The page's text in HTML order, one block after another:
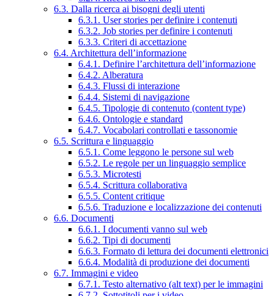
6.3. Dalla ricerca ai bisogni degli utenti
6.3.1. User stories per definire i contenuti
6.3.2. Job stories per definire i contenuti
6.3.3. Criteri di accettazione
6.4. Architettura dell’informazione
6.4.1. Definire l’architettura dell’informazione
6.4.2. Alberatura
6.4.3. Flussi di interazione
6.4.4. Sistemi di navigazione
6.4.5. Tipologie di contenuto (content type)
6.4.6. Ontologie e standard
6.4.7. Vocabolari controllati e tassonomie
6.5. Scrittura e linguaggio
6.5.1. Come leggono le persone sul web
6.5.2. Le regole per un linguaggio semplice
6.5.3. Microtesti
6.5.4. Scrittura collaborativa
6.5.5. Content critique
6.5.6. Traduzione e localizzazione dei contenuti
6.6. Documenti
6.6.1. I documenti vanno sul web
6.6.2. Tipi di documenti
6.6.3. Formato di lettura dei documenti elettronici
6.6.4. Modalità di produzione dei documenti
6.7. Immagini e video
6.7.1. Testo alternativo (alt text) per le immagini